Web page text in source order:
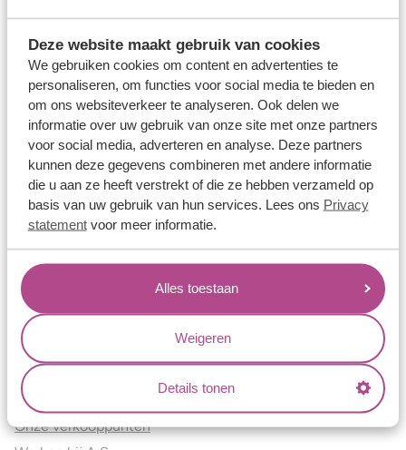
Deze website maakt gebruik van cookies
We gebruiken cookies om content en advertenties te
personaliseren, om functies voor social media te bieden en
om ons websiteverkeer te analyseren. Ook delen we
informatie over uw gebruik van onze site met onze partners
voor social media, adverteren en analyse. Deze partners
kunnen deze gegevens combineren met andere informatie
die u aan ze heeft verstrekt of die ze hebben verzameld op
basis van uw gebruik van hun services. Lees ons Privacy
statementvoor meer informatie.
Alles toestaan
Weigeren
Details tonen
Memoireringen
Verlovingsringen
Vriendschapsringen
Over ons
Aller Spanninga
Historie
Certificaten
Blogs
Jouw voordelen
Conflictvrije Materialen
Oneindig veel mogelijkheden
Kwaliteit
Juweliers & Contact
Onze verkooppunten